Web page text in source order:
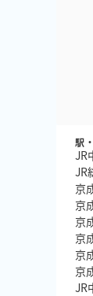
駅
JR
JR
京
京
京
京
京
京
JR